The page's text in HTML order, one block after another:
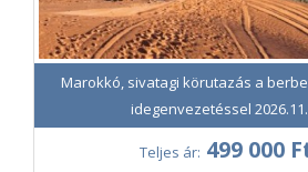
Marokkó, sivatagi körutazás a
idegenvezetéssel
Teljes ár: 499 000